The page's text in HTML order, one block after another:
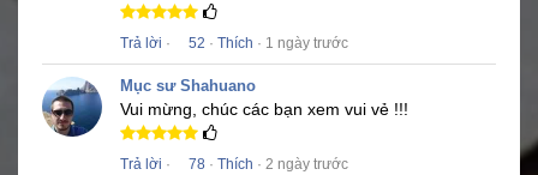
Trả lời · 52 · Thích · 1 ngày trước
Mục sư Shahuano
Vui mừng, chúc các bạn xem vui vẻ !!!
Trả lời · 78 · Thích · 2 ngày trước